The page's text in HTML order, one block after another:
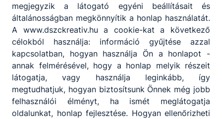
megjegyzik a látogató egyéni beállításait és
általánosságban megkönnyítik a honlap használatát.
A www.dszckreativ.hu a cookie-kat a következő
célokból használja: információ gyűjtése azzal
kapcsolatban, hogyan használja Ön a honlapot -
annak felmérésével, hogy a honlap melyik részeit
látogatja, vagy használja leginkább, így
megtudhatjuk, hogyan biztosítsunk Önnek még jobb
felhasználói élményt, ha ismét meglátogatja
oldalunkat, honlap fejlesztése. Hogyan ellenőrizheti